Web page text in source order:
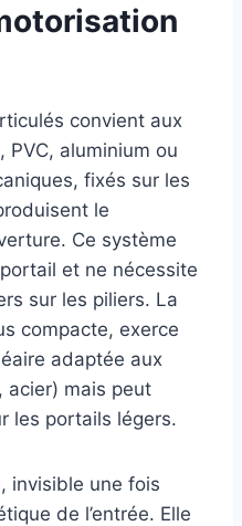
convient aux
aluminium ou
fixés sur les
le
Ce système
et ne nécessite
sur les piliers. La
compacte, exerce
adaptée aux
acier) mais peut
les portails légers.
invisible une fois
de l’entrée. Elle